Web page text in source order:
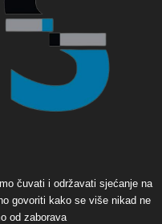
čuvati i održavati sjećanje na
govoriti kako se više nikad ne
od zaborava